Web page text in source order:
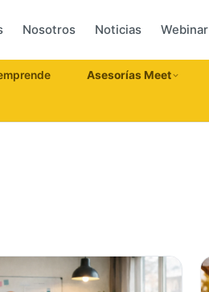
Nosotros Noticias Webinar
Asesorías Meet